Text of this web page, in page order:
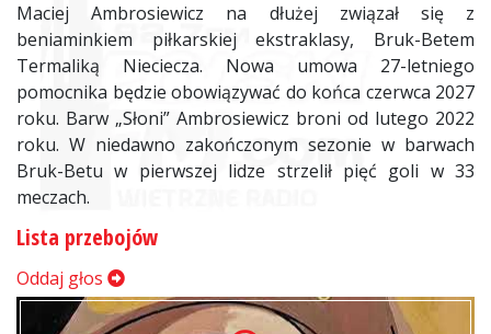
Maciej Ambrosiewicz na dłużej związał się z
beniaminkiem piłkarskiej ekstraklasy, Bruk-Betem
Termaliką Nieciecza. Nowa umowa 27-letniego
pomocnika będzie obowiązywać do końca czerwca 2027
roku. Barw „Słoni” Ambrosiewicz broni od lutego 2022
roku. W niedawno zakończonym sezonie w barwach
Bruk-Betu w pierwszej lidze strzelił pięć goli w 33
meczach.
Lista przebojów
Oddaj głos